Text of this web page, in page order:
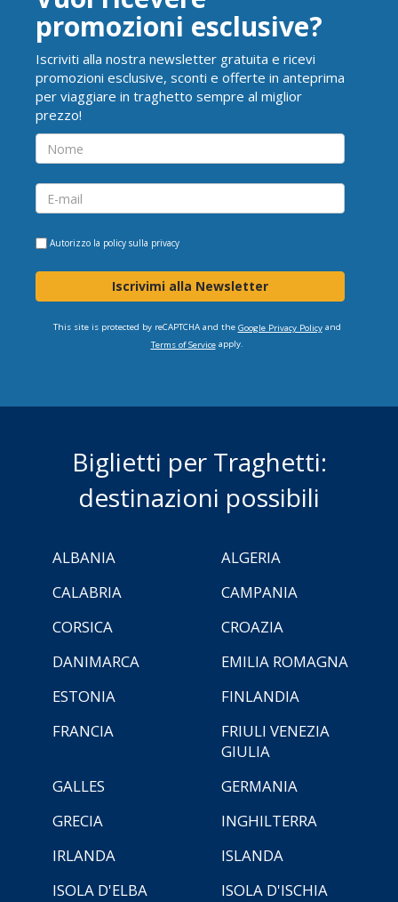
promozioni esclusive?
Iscriviti alla nostra newsletter gratuita e ricevi
promozioni esclusive, sconti e offerte in anteprima
per viaggiare in traghetto sempre al miglior
prezzo!
Autorizzo la policy sulla privacy
Iscrivimi alla Newsletter
This site is protected by reCAPTCHA and the Google Privacy Policyand
Terms of Serviceapply.
Biglietti per Traghetti:
destinazioni possibili
ALBANIA
ALGERIA
CALABRIA
CAMPANIA
CORSICA
CROAZIA
DANIMARCA
EMILIA ROMAGNA
ESTONIA
FINLANDIA
FRANCIA
FRIULI VENEZIA
GIULIA
GALLES
GERMANIA
GRECIA
INGHILTERRA
IRLANDA
ISLANDA
ISOLA D'ELBA
ISOLA D'ISCHIA